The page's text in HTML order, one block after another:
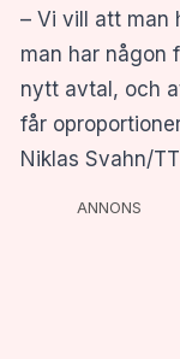
– Vi vill att man
man har någon
nytt avtal, och
får
Niklas Svahn/TT
ANNONS